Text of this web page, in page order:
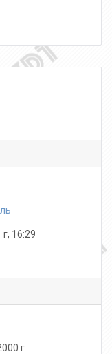
16:29
г